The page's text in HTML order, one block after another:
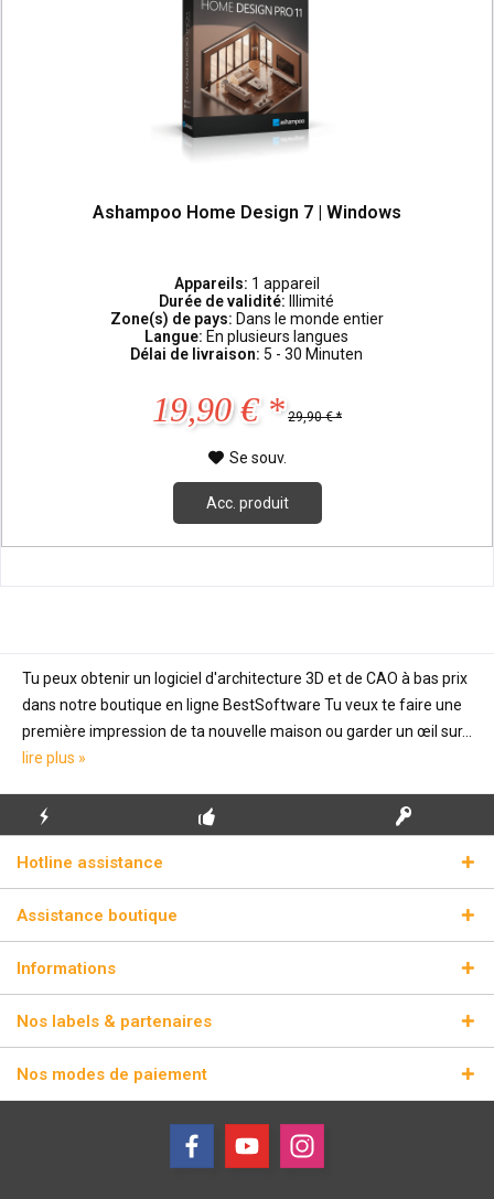
Ashampoo Home Design 7 | Windows
Appareils: 1 appareil
Durée de validité:Illimité
Zone(s) de pays: Dans le monde entier
Langue:En plusieurs langues
Délai de livraison: 5 - 30 Minuten
19,90 € * 29,90 € *
Se souv.
Acc. produit
Tu peux obtenir un logiciel d'architecture 3D et de CAO à bas prix
dans notre boutique en ligne BestSoftware Tu veux te faire une
première impression de ta nouvelle maison ou garder un œil sur...
lire plus »
ÉCLAIR
Hotline assistance
Assistance boutique
Informations
Nos labels & partenaires
Nos modes de paiement